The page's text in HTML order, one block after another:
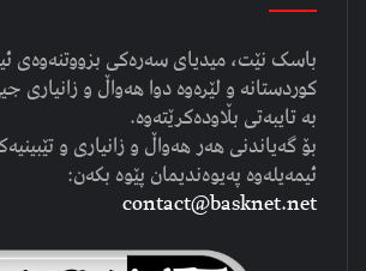
باسک نێت، میدیای سەرەکی بزووتنەوەی
کوردستانە و لێرەوە دوا هەواڵ و زانیاری
بە تایبەتی بڵاودەکرێتەوە.
بۆ گەیاندنی هەر هەواڵ و زانیاری و
ئیمەیلەوە پەیوەندیمان پێوە بکەن:
contact@basknet.net